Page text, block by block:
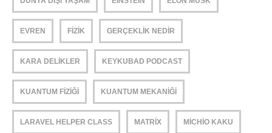
EVREN FIZIK GERÇEKLIK NEDIR
KARA DELIKLER KEYKUBAD PODCAST
KUANTUM FIZIĞI KUANTUM MEKANIĞI
LARAVEL HELPER CLASS MATRIX MICHIO KAKU